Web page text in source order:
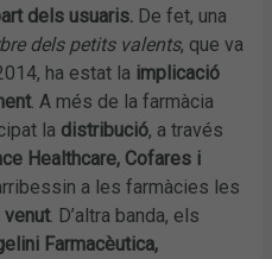
dels usuaris. De fet, una
dels petits valents, que va
ha estat la implicació
. A més de la farmàcia
la distribució, a través
Healthcare, Cofares i
a les farmàcies les
venut. D’altra banda, els
Farmacèutica,